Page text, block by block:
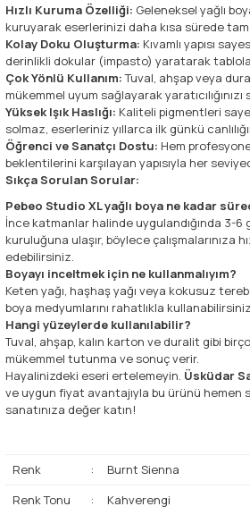
Hızlı Kuruma Özelliği: Geleneksel yağlı
kuruyarak eserlerinizi daha kısa sürede
Kolay Doku Oluşturma: Kıvamlı yapısı
derinlikli dokular (impasto) yaratarak
Çok Yönlü Kullanım:Tuval, ahşap veya
mükemmel uyum sağlayarak yaratıcılığınızı
Yüksek Işık Haslığı: Kaliteli pigmentleri
solmaz, eserleriniz yıllarca ilk günkü
Öğrenci ve Sanatçı Dostu: Hem
beklentilerini karşılayan yapısıyla her
Sıkça Sorulan Sorular:
Pebeo Studio XL yağlı boya ne kadar
İnce katmanlar halinde uygulandığında 3-6
kuruluğuna ulaşır, böylece çalışmalarınıza
edebilirsiniz.
Boyayı inceltmek için ne kullanmalıyım?
Keten yağı, haşhaş yağı veya kokusuz
boya medyumlarını rahatlıkla
Hangi yüzeylerde kullanılabilir?
Tuval, ahşap, kalın karton ve duralit gibi
mükemmel tutunma ve sonuç verir.
Hayalinizdeki eseri ertelemeyin. Üsküdar
ve uygun fiyat avantajıyla bu ürünü hemen
sanatınıza değer katın!
Renk :
Burnt Sienna
Renk Tonu
:
Kahverengi